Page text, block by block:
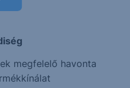
megfelelő havonta